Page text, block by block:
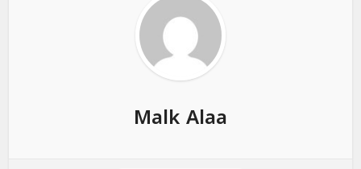
Malk Alaa